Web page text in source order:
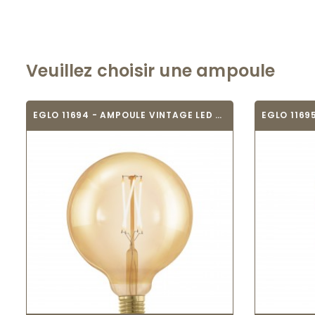
Veuillez choisir une ampoule
EGLO 11694 - AMPOULE VINTAGE LED - LED_E27